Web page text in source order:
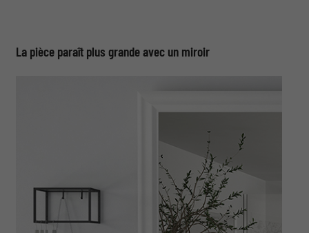
La pièce paraît plus grande avec un miroir